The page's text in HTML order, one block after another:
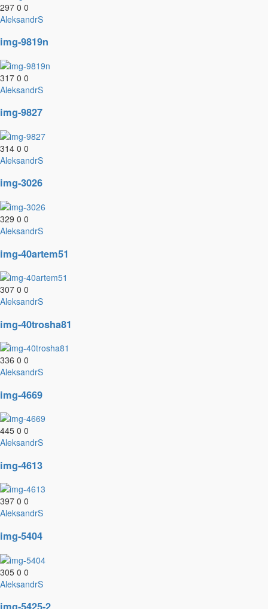
297 0 0
AleksandrS
img-9819n
317 0 0
AleksandrS
img-9827
314 0 0
AleksandrS
img-3026
329 0 0
AleksandrS
img-40artem51
307 0 0
AleksandrS
img-40trosha81
336 0 0
AleksandrS
img-4669
445 0 0
AleksandrS
img-4613
397 0 0
AleksandrS
img-5404
305 0 0
AleksandrS